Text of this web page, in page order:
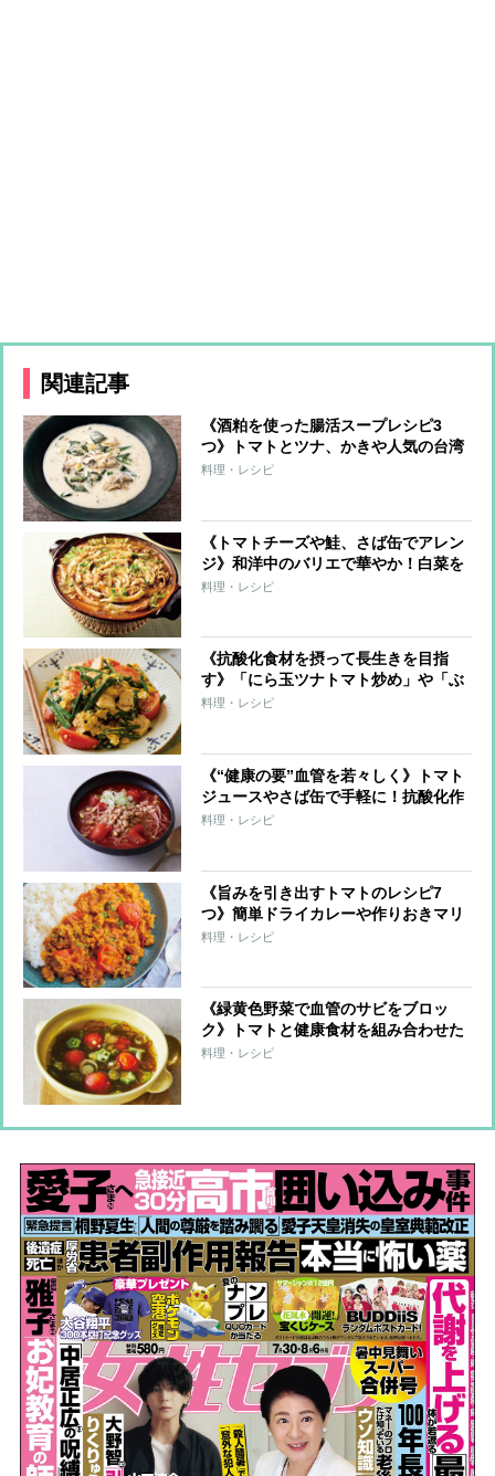
関連記事
《酒粕を使った腸活スープレシピ3
つ》トマトとツナ、かきや人気の台湾
風も！免疫力アップで体の内側から元
料理・レシピ
《トマトチーズや鮭、さば缶でアレン
ジ》和洋中のバリエで華やか！白菜を
たっぷり食べられるミルフィーユ鍋の
料理・レシピ
《抗酸化食材を摂って長生きを目指
す》「にら玉ツナトマト炒め」や「ぶ
りと彩り野菜の焼き浸し」など野菜の
料理・レシピ
《“健康の要”血管を若々しく》トマト
ジュースやさば缶で手軽に！抗酸化作
用や良質な脂質が摂れるスープレシピ
料理・レシピ
《旨みを引き出すトマトのレシピ7
つ》簡単ドライカレーや作りおきマリ
ネ、和風料理とも相性抜群
料理・レシピ
《緑黄色野菜で血管のサビをブロッ
ク》トマトと健康食材を組み合わせた
血管若返りスープレシピ7つ
料理・レシピ